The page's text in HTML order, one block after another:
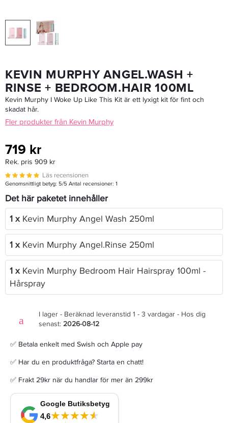
KEVIN MURPHY ANGEL.WASH +
RINSE + BEDROOM.HAIR 100ML
Kevin Murphy I Woke Up Like This Kit är ett lyxigt kit för fint och
skadat hår.
Fler produkter från Kevin Murphy
719 kr
Rek. pris 909 kr
Läs recensionen
Genomsnittligt betyg: 5/5 Antal recensioner: 1
Det här paketet innehåller
1 x Kevin Murphy Angel Wash 250ml
1 x Kevin Murphy Angel.Rinse 250ml
1 x Kevin Murphy Bedroom Hair Hairspray 100ml -
Hårspray
I lager - Beräknad leveranstid 1 - 3 vardagar - Hos dig
senast: 2026-08-12
✅ Betala enkelt med Swish och Apple pay
✅ Har du en produktfråga? Starta en chatt!
✅ Frakt 29kr när du handlar för mer än 299kr